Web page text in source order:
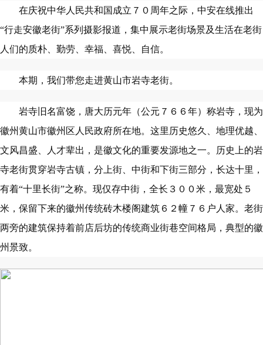
在庆祝中华人民共和国成立７０周年之际，中安在线推出
“行走安徽老街”系列摄影报道，集中展示老街场景及生活在老街
人们的质朴、勤劳、幸福、喜悦、自信。
本期，我们带您走进黄山市岩寺老街。
岩寺旧名富饶，唐大历元年（公元７６６年）称岩寺，现为
徽州黄山市徽州区人民政府所在地。这里历史悠久、地理优越、
文风昌盛、人才辈出，是徽文化的重要发源地之一。历史上的岩
寺老街贯穿岩寺古镇，分上街、中街和下街三部分，长达十里，
有着“十里长街”之称。现仅存中街，全长３００米，最宽处５
米，保留下来的徽州传统砖木楼阁建筑６２幢７６户人家。老街
两旁的建筑保持着前店后坊的传统商业街巷空间格局，典型的徽
州景致。